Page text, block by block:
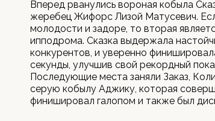
Вперед рванулись вороная кобыла
жеребец Жифорс Лизой Матусевич.
молодости и задоре, то вторая
ипподрома. Сказка выдержала
конкурентов, и уверенно
секунды, улучшив свой рекордный
Последующие места заняли Заказ,
серую кобылу Аджику, которая
финишировал галопом и также был